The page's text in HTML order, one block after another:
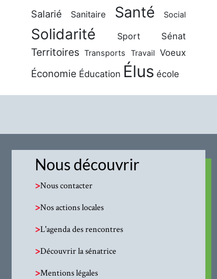
Salarié Sanitaire Santé Social
Solidarité Sport Sénat
Territoires Transports Travail Voeux
Économie Éducation Élus école
Nous découvrir
>Nous contacter
>Nos actions locales
>L'agenda des rencontres
>Découvrir la sénatrice
>Mentions légales